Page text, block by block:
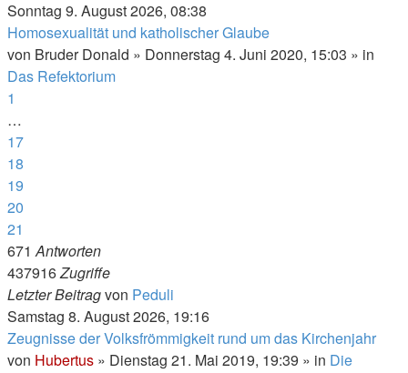
Sonntag 9. August 2026, 08:38
Homosexualität und katholischer Glaube
von Bruder Donald » Donnerstag 4. Juni 2020, 15:03 » in
Das Refektorium
1
…
17
18
19
20
21
671Antworten
437916Zugriffe
Letzter Beitragvon Peduli
Samstag 8. August 2026, 19:16
Zeugnisse der Volksfrömmigkeit rund um das Kirchenjahr
von Hubertus » Dienstag 21. Mai 2019, 19:39 » in Die